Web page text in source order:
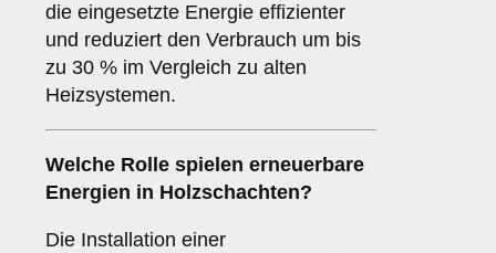
die eingesetzte Energie effizienter
und reduziert den Verbrauch um bis
zu 30 % im Vergleich zu alten
Heizsystemen.
Welche Rolle spielen erneuerbare
Energien in Holzschachten?
Die Installation einer